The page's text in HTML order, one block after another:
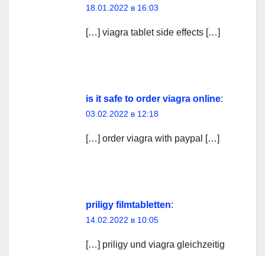
18.01.2022 в 16:03
[…] viagra tablet side effects […]
is it safe to order viagra online:
03.02.2022 в 12:18
[…] order viagra with paypal […]
priligy filmtabletten:
14.02.2022 в 10:05
[…] priligy und viagra gleichzeitig